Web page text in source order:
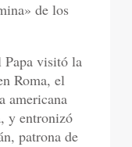
de los
Papa visitó la
Roma, el
americana
y entronizó
patrona de